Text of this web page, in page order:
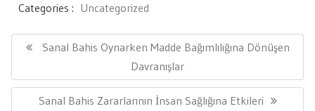
Categories : Uncategorized
gezinmesiPrevious
Sanal Bahis Oynarken Madde Bağımlılığına Dönüşen
Davranışlar
Next
Sanal Bahis Zararlarının İnsan Sağlığına Etkileri